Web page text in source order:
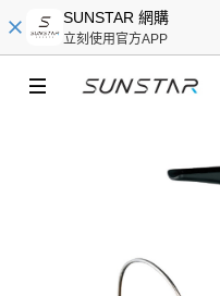
SUNSTAR 網購
立刻使用官方APP